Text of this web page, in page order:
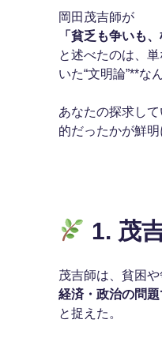
岡田茂吉師が
「貧乏も争いも
と述べたのは、
いた“文明論”**な
あなたの探求し
的だったかが鮮明
1. 茂
茂吉師は、貧困
経済・政治の問
と捉えた。